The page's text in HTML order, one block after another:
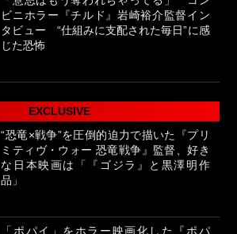
ビニホラー『チルド』岩崎裕介監督イン
タビュー “仕組みに支配された毎日”に感
じた恐怖
EXCLUSIVE
“恐竜×戦争”を圧倒的迫力で描いた『プリ
ミティヴ・ウォー 恐竜戦争』監督、好き
な日本映画は「『ゴジラ』と黒澤明作
品」
「ポパイ」をホラー映画化した『ポパ